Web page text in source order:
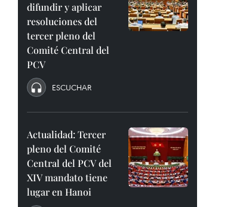
difundir y aplicar
resoluciones del
tercer pleno del
Comité Central del
PCV
ESCUCHAR
Actualidad: Tercer
pleno del Comité
Central del PCV del
XIV mandato tiene
lugar en Hanoi